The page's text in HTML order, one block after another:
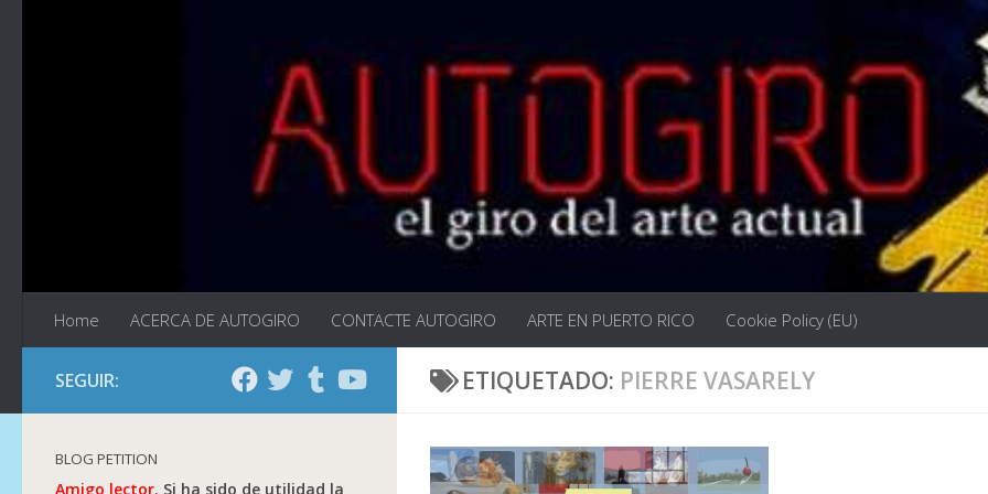
Home ACERCA DE AUTOGIRO CONTACTE AUTOGIRO ARTE EN PUERTO RICO Cookie Policy (EU)
ETIQUETADO: PIERRE VASARELY
SEGUIR:
BLOG PETITION
Amigo lector. Si ha sido de utilidad la